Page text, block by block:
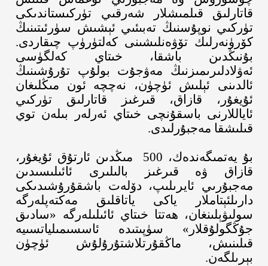
قاتارلىق قىلمىشلار شەرقىي تۈركىستاندىكى
تۈركىي نوپۇسنىڭ تەبىئىي ئېشىش سۈرئىتىنىڭ
كۆرۈنەرلىك تۆۋەنلىشىنى كەلتۈرۈپ چىقاردى.
بۇنىڭدىن باشقا، خىتاي كەلگۈسى
ئەۋلادلىرىمىزنىڭ مەۋجۇت بولۇپ تۇرۇشىنىڭ
ئالدىنى ئېلىش ئۈچۈن، نەچچە ئون مىڭلىغان
ئۇيغۇر، قازاق، قىرغىز قاتارلىق تۈركىي
ئاياللارنى باسقۇنچى خىتاي ئەرلەر بىلەن توي
قىلىشقا مەجبۇرلىدى.
بۇ يەتمىگەندەك، 500
مىڭدىن ئارتۇق ئۇيغۇر،
قازاق ۋە قىرغىز بالىلىرى ئائىلىسىدىن
مەجبۇرىي ئايرىلىپ، دۆلەت باشقۇرۇشىدىكى
دارىلئېتاملار ياكى ياتاقلىق مەكتەپلەرگە
سولىۋېلىنغان، ھەتتا خىتاي ئائىلىلەرگە «سادىق
جۇڭگولۇقلار» سۈپىتىدە ئاسسىمىلياتسىيە
قىلىنىش، ماڭقۇرتلاشتۇرۇلۇش ئۈچۈن
بېرىلگەن.